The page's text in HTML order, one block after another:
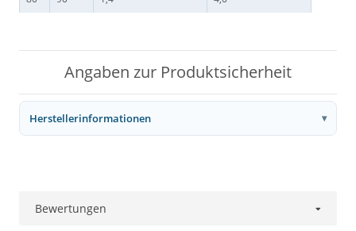
Angaben zur Produktsicherheit
Herstellerinformationen
Bewertungen